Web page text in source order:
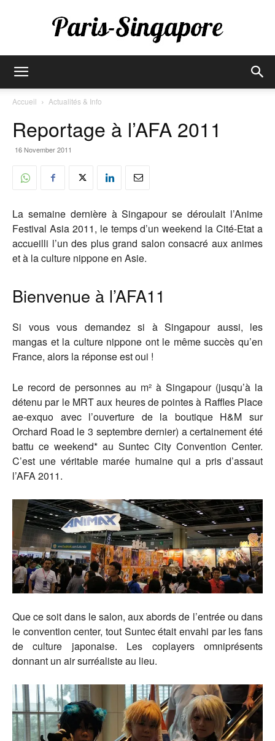
Singapore
Accueil Actualités & Info
Reportage à l’AFA 2011
16 November 2011
La semaine dernière à Singapour se déroulait l’Anime
Festival Asia 2011, le temps d’un weekend la Cité-Etat a
accueilli l’un des plus grand salon consacré aux animes
et à la culture nippone en Asie.
Bienvenue à l’AFA11
Si vous vous demandez si à Singapour aussi, les
mangas et la culture nippone ont le même succès qu’en
France, alors la réponse est oui !
Le record de personnes au m² à Singapour (jusqu’à la
détenu par le MRT aux heures de pointes à Raffles Place
ae-exquo avec l’ouverture de la boutique H&M sur
Orchard Road le 3 septembre dernier) a certainement été
battu ce weekend* au Suntec City Convention Center.
C’est une véritable marée humaine qui a pris d’assaut
l’AFA 2011.
Que ce soit dans le salon, aux abords de l’entrée ou dans
le convention center, tout Suntec était envahi par les fans
de culture japonaise. Les coplayers omniprésents
donnant un air surréaliste au lieu.